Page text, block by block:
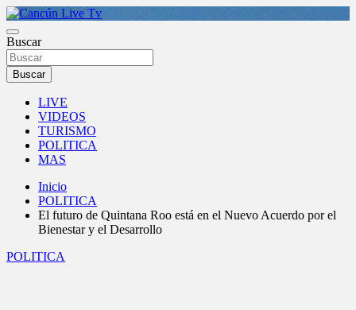
Saltar
al
contenido
Cancún Live Tv
Medio de comunicación en Cancún desde 2004
Buscar
Buscar
LIVE
VIDEOS
TURISMO
POLITICA
MAS
Inicio
POLITICA
El futuro de Quintana Roo está en el Nuevo Acuerdo por el
Bienestar y el Desarrollo
POLITICA